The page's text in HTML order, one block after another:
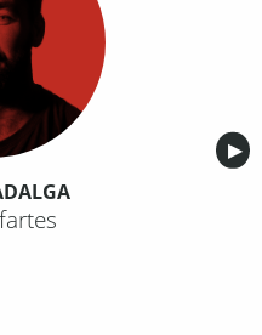
▶︎